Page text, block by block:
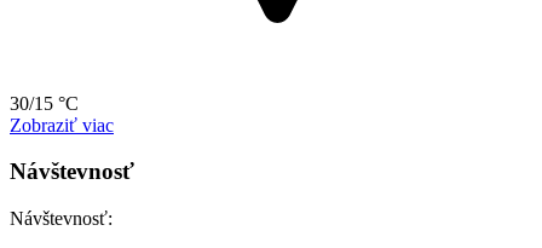
30/15 °C
Zobraziť viac
Návštevnosť
Návštevnosť: